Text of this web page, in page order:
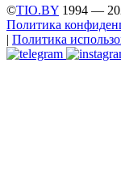
©TIO.BY 1994 —
Политика
| Политика